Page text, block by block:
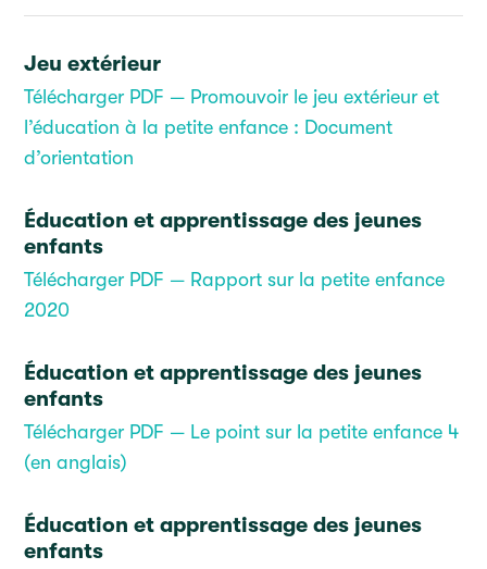
Jeu extérieur
Télécharger PDF — Promouvoir le jeu extérieur et
l’éducation à la petite enfance : Document
d’orientation
Éducation et apprentissage des jeunes
enfants
Télécharger PDF — Rapport sur la petite enfance
2020
Éducation et apprentissage des jeunes
enfants
Télécharger PDF — Le point sur la petite enfance 4
(en anglais)
Éducation et apprentissage des jeunes
enfants